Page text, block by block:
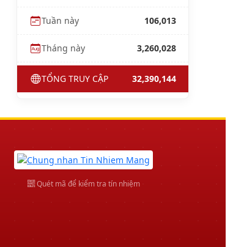
Tuần này 106,013
Tháng này 3,260,028
TỔNG TRUY CẬP 32,390,144
Quét mã để kiểm tra tín nhiệm